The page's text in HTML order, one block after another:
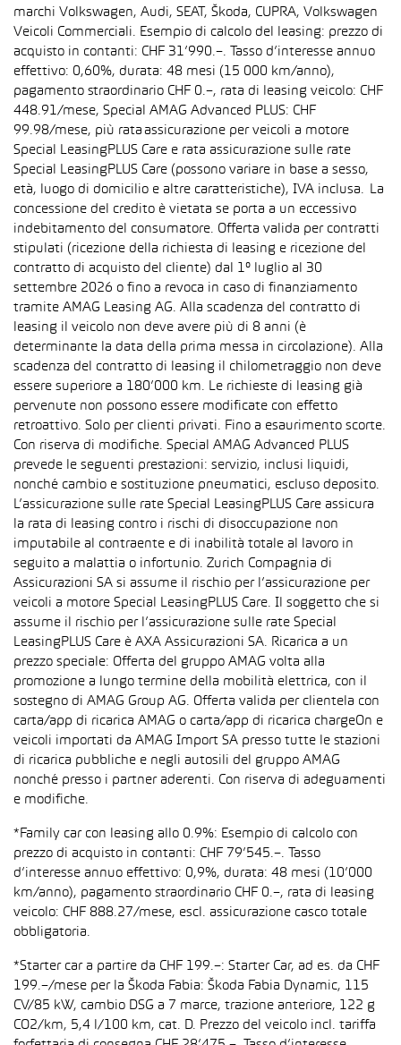
marchi Volkswagen, Audi, SEAT, Škoda, CUPRA, Volkswagen
Veicoli Commerciali. Esempio di calcolo del leasing: prezzo di
acquisto in contanti: CHF 31’990.–. Tasso d’interesse annuo
effettivo: 0,60%, durata: 48 mesi (15 000 km/anno),
pagamento straordinario CHF 0.–, rata di leasing veicolo: CHF
448.91/mese, Special AMAG Advanced PLUS: CHF
99.98/mese, più rata assicurazione per veicoli a motore
Special LeasingPLUS Care e rata assicurazione sulle rate
Special LeasingPLUS Care (possono variare in base a sesso,
età, luogo di domicilio e altre caratteristiche), IVA inclusa. La
concessione del credito è vietata se porta a un eccessivo
indebitamento del consumatore. Offerta valida per contratti
stipulati (ricezione della richiesta di leasing e ricezione del
contratto di acquisto del cliente) dal 1° luglio al 30
settembre 2026 o fino a revoca in caso di finanziamento
tramite AMAG Leasing AG. Alla scadenza del contratto di
leasing il veicolo non deve avere più di 8 anni (è
determinante la data della prima messa in circolazione). Alla
scadenza del contratto di leasing il chilometraggio non deve
essere superiore a 180’000 km. Le richieste di leasing già
pervenute non possono essere modificate con effetto
retroattivo. Solo per clienti privati. Fino a esaurimento scorte.
Con riserva di modifiche. Special AMAG Advanced PLUS
prevede le seguenti prestazioni: servizio, inclusi liquidi,
nonché cambio e sostituzione pneumatici, escluso deposito.
L’assicurazione sulle rate Special LeasingPLUS Care assicura
la rata di leasing contro i rischi di disoccupazione non
imputabile al contraente e di inabilità totale al lavoro in
seguito a malattia o infortunio. Zurich Compagnia di
Assicurazioni SA si assume il rischio per l’assicurazione per
veicoli a motore Special LeasingPLUS Care. Il soggetto che si
assume il rischio per l’assicurazione sulle rate Special
LeasingPLUS Care è AXA Assicurazioni SA. Ricarica a un
prezzo speciale: Offerta del gruppo AMAG volta alla
promozione a lungo termine della mobilità elettrica, con il
sostegno di AMAG Group AG. Offerta valida per clientela con
carta/app di ricarica AMAG o carta/app di ricarica chargeOn e
veicoli importati da AMAG Import SA presso tutte le stazioni
di ricarica pubbliche e negli autosili del gruppo AMAG
nonché presso i partner aderenti. Con riserva di adeguamenti
e modifiche.
*Family car con leasing allo 0.9%: Esempio di calcolo con
prezzo di acquisto in contanti: CHF 79’545.–. Tasso
d’interesse annuo effettivo: 0,9%, durata: 48 mesi (10’000
km/anno), pagamento straordinario CHF 0.–, rata di leasing
veicolo: CHF 888.27/mese, escl. assicurazione casco totale
obbligatoria.
*Starter car a partire da CHF 199.–: Starter Car, ad es. da CHF
199.–/mese per la Škoda Fabia: Škoda Fabia Dynamic, 115
CV/85 kW, cambio DSG a 7 marce, trazione anteriore, 122 g
CO2/km, 5,4 l/100 km, cat. D. Prezzo del veicolo incl. tariffa